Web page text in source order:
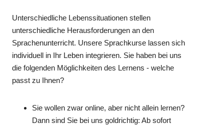
Unterschiedliche Lebenssituationen stellen
unterschiedliche Herausforderungen an den
Sprachenunterricht. Unsere Sprachkurse lassen sich
individuell in Ihr Leben integrieren. Sie haben bei uns
die folgenden Möglichkeiten des Lernens - welche
passt zu Ihnen?
Sie wollen zwar online, aber nicht allein lernen?
Dann sind Sie bei uns goldrichtig: Ab sofort